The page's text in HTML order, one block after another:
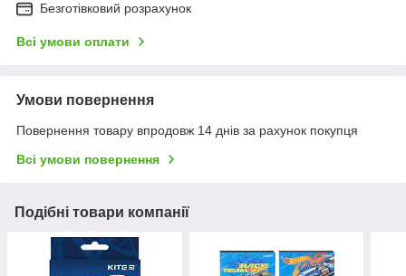
Безготівковий розрахунок
Всі умови оплати
Умови повернення
Повернення товару впродовж 14 днів за рахунок покупця
Всі умови повернення
Подібні товари компанії